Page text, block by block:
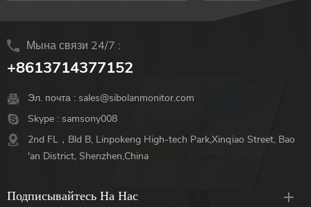
Мына связи 24/7 :
+8613714377152
Эл. почта : sales@sibolanmonitor.com
Skype : samsony008
2nd FL，Bld B, Linpokeng High-tech Park,Xinqiao Street, Bao
'an District, Shenzhen,China
Подписывайтесь На Нас